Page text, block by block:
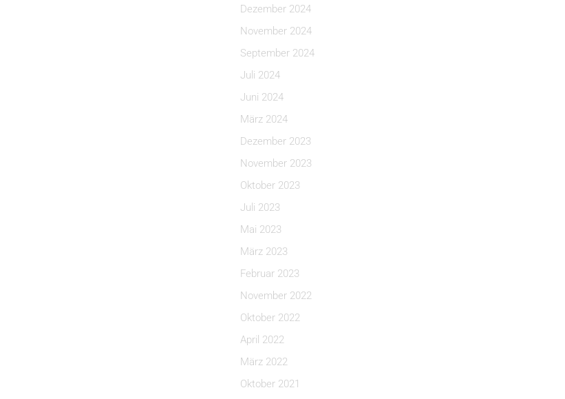
Dezember 2024
November 2024
September 2024
Juli 2024
Juni 2024
März 2024
Dezember 2023
November 2023
Oktober 2023
Juli 2023
Mai 2023
März 2023
Februar 2023
November 2022
Oktober 2022
April 2022
März 2022
Oktober 2021